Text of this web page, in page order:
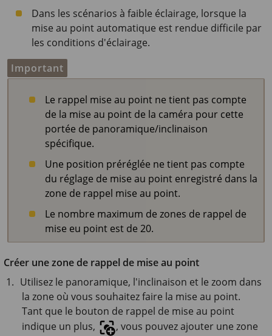
Dans les scénarios à faible éclairage, lorsque la
mise au point automatique est rendue difficile par
les conditions d'éclairage.
Important
Le rappel mise au point ne tient pas compte
de la mise au point de la caméra pour cette
portée de panoramique/inclinaison
spécifique.
Une position préréglée ne tient pas compte
du réglage de mise au point enregistré dans la
zone de rappel mise au point.
Le nombre maximum de zones de rappel de
mise eu point est de 20.
Créer une zone de rappel de mise au point
Utilisez le panoramique, l'inclinaison et le zoom dans
la zone où vous souhaitez faire la mise au point.
Tant que le bouton de rappel de mise au point
indique un plus,
, vous pouvez ajouter une zone